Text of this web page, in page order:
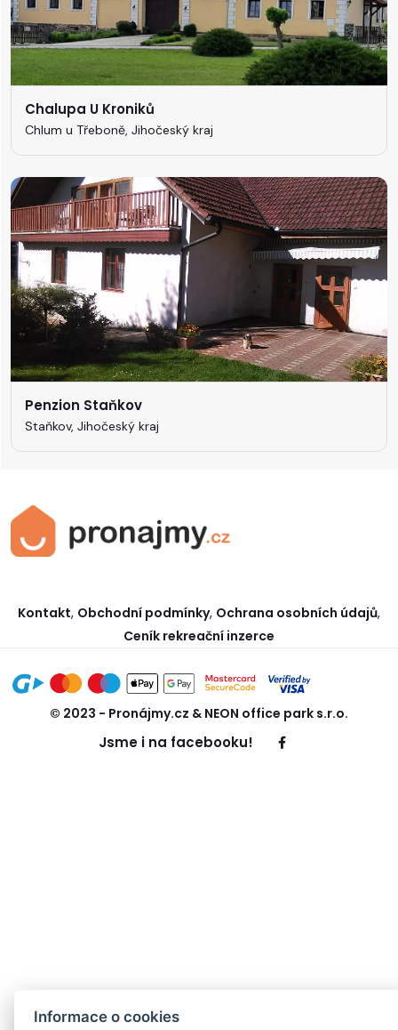
Chalupa U Kroniků
Chlum u Třeboně, Jihočeský kraj
Penzion Staňkov
Staňkov, Jihočeský kraj
Kontakt, Obchodní podmínky, Ochrana osobních údajů,
Ceník rekreační inzerce
© 2023 - Pronájmy.cz & NEON office park s.r.o.
Jsme i na facebooku!
Informace o cookies